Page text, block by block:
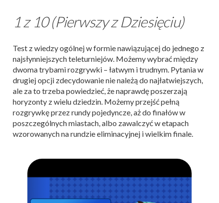
1 z 10 (Pierwszy z Dziesięciu)
Test z wiedzy ogólnej w formie nawiązującej do jednego z
najsłynniejszych teleturniejów. Możemy wybrać między
dwoma trybami rozgrywki – łatwym i trudnym. Pytania w
drugiej opcji zdecydowanie nie należą do najłatwiejszych,
ale za to trzeba powiedzieć, że naprawdę poszerzają
horyzonty z wielu dziedzin. Możemy przejść pełną
rozgrywkę przez rundy pojedyncze, aż do finałów w
poszczególnych miastach, albo zawalczyć w etapach
wzorowanych na rundzie eliminacyjnej i wielkim finale.